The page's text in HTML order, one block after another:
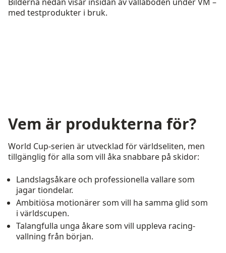
med testprodukter i bruk.
Vem är produkterna för?
World Cup-serien är utvecklad för världseliten, men
tillgänglig för alla som vill åka snabbare på skidor:
Landslagsåkare och professionella vallare som
jagar tiondelar.
Ambitiösa motionärer som vill ha samma glid som
i världscupen.
Talangfulla unga åkare som vill uppleva racing-
vallning från början.